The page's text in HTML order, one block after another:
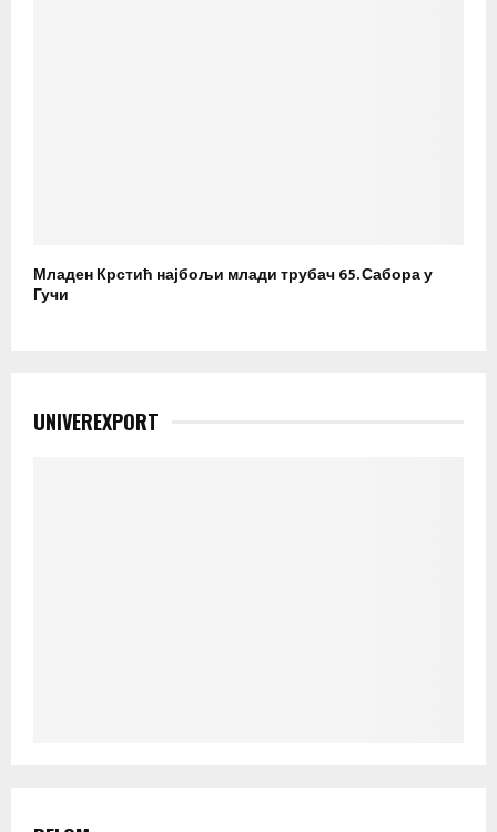
Младен Крстић најбољи млади трубач 65. Сабора у
Гучи
UNIVEREXPORT